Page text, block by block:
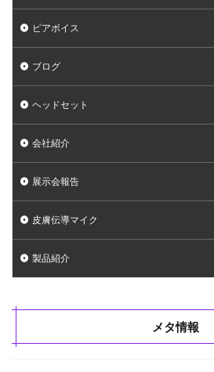
ピアボイス
ブログ
ヘッドセット
会社紹介
展示会報告
皮膚伝導マイク
製品紹介
メタ情報